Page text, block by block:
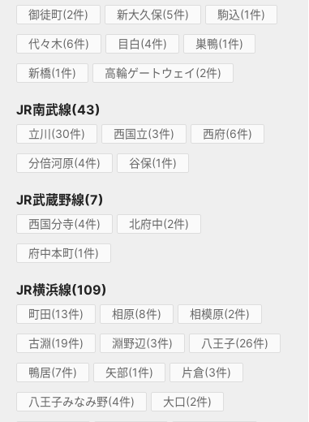
御徒町(2件) 新大久保(5件) 駒込(1件)
代々木(6件) 目白(4件) 巣鴨(1件)
新橋(1件) 高輪ゲートウェイ(2件)
JR南武線(43)
立川(30件) 西国立(3件) 西府(6件)
分倍河原(4件) 谷保(1件)
JR武蔵野線(7)
西国分寺(4件) 北府中(2件)
府中本町(1件)
JR横浜線(109)
町田(13件) 相原(8件) 相模原(2件)
古淵(19件) 淵野辺(3件) 八王子(26件)
鴨居(7件) 矢部(1件) 片倉(3件)
八王子みなみ野(4件) 大口(2件)